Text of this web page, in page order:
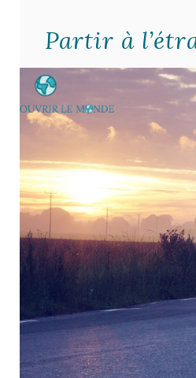
Partir à